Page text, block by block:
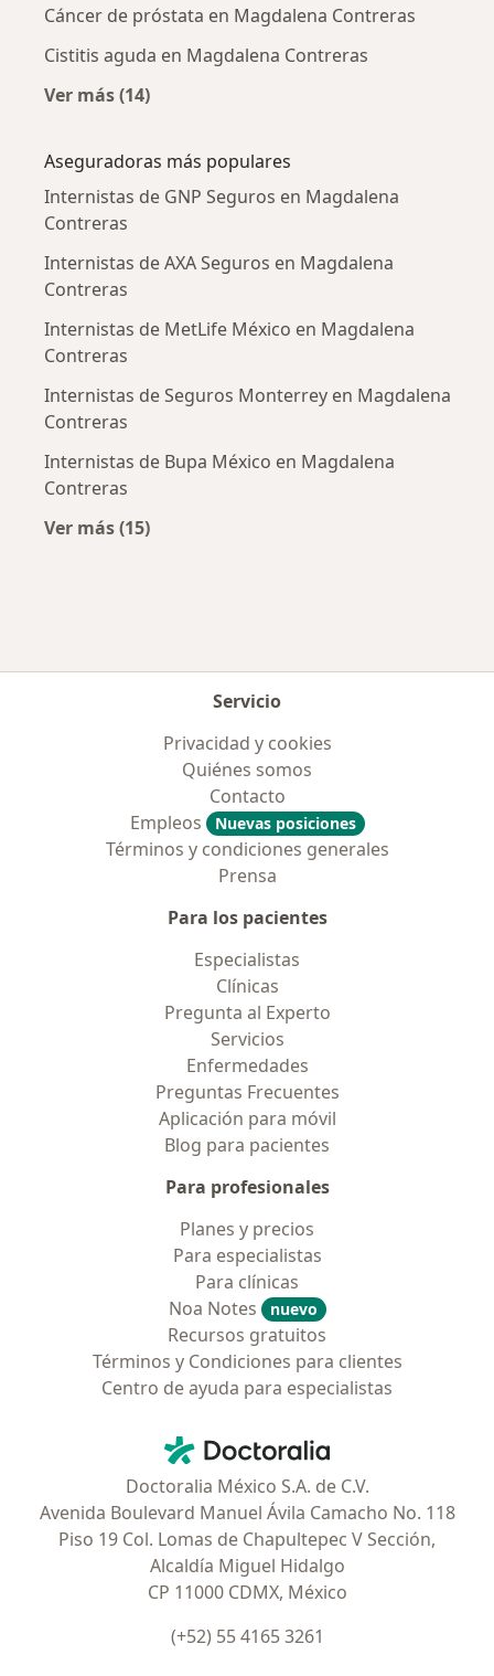
Cáncer de próstata en Magdalena Contreras
Cistitis aguda en Magdalena Contreras
Ver más (14)
Aseguradoras más populares
Internistas de GNP Seguros en Magdalena
Contreras
Internistas de AXA Seguros en Magdalena
Contreras
Internistas de MetLife México en Magdalena
Contreras
Internistas de Seguros Monterrey en Magdalena
Contreras
Internistas de Bupa México en Magdalena
Contreras
Ver más (15)
Servicio
Privacidad y cookies
Quiénes somos
Contacto
Empleos
Nuevas posiciones
Términos y condiciones generales
Prensa
Para los pacientes
Especialistas
Clínicas
Pregunta al Experto
Servicios
Enfermedades
Preguntas Frecuentes
Aplicación para móvil
Blog para pacientes
Para profesionales
Planes y precios
Para especialistas
Para clínicas
Noa Notes
nuevo
Recursos gratuitos
Términos y Condiciones para clientes
Centro de ayuda para especialistas
Doctoralia - Página de inicio
Doctoralia México S.A. de C.V.
Avenida Boulevard Manuel Ávila Camacho No. 118
Piso 19 Col. Lomas de Chapultepec V Sección,
Alcaldía Miguel Hidalgo
CP 11000 CDMX, México
(+52) 55 4165 3261